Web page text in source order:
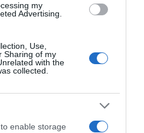
my
Advertising.
Use,
Sharing of my
with the
collected.
enable storage